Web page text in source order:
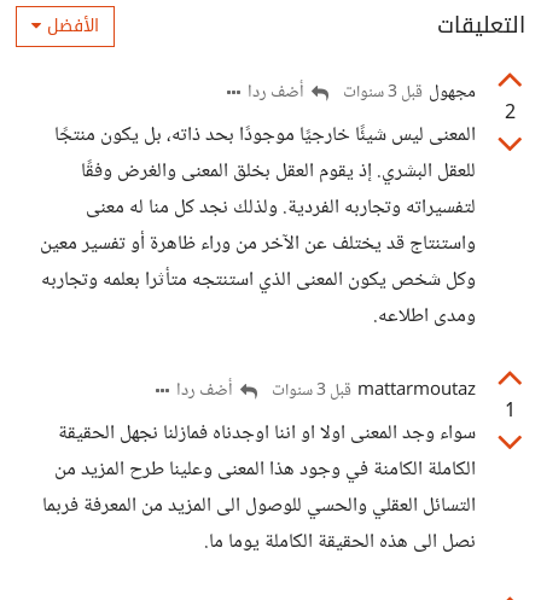
التعليقات الأفضل
2
مجهول قبل 3 سنوات أضف ردا
المعنى ليس شيئًا خارجيًا موجودًا بحد ذاته، بل يكون منتجًا
للعقل البشري. إذ يقوم العقل بخلق المعنى والغرض وفقًا
لتفسيراته وتجاربه الفردية. ولذلك نجد كل منا له معنى
واستنتاج قد يختلف عن الآخر من وراء ظاهرة أو تفسير معين
وكل شخص يكون المعنى الذي استنتجه متأثرا بعلمه وتجاربه
ومدى اطلاعه.
1
mattarmoutaz قبل 3 سنوات أضف ردا
سواء وجد المعنى اولا او اننا اوجدناه فمازلنا نجهل الحقيقة
الكاملة الكامنة في وجود هذا المعنى وعلينا طرح المزيد من
التسائل العقلي والحسي للوصول الى المزيد من المعرفة فربما
نصل الى هذه الحقيقة الكاملة يوما ما.